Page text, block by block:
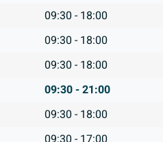
09:30 - 18:00
09:30 - 18:00
09:30 - 18:00
09:30 - 21:00
09:30 - 18:00